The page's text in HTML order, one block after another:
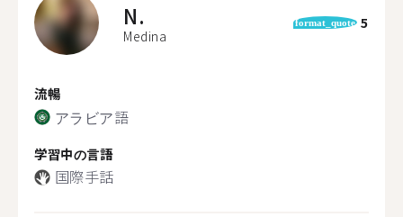
N.
Medina
format_quote 5
流暢
アラビア語
学習中の言語
国際手話